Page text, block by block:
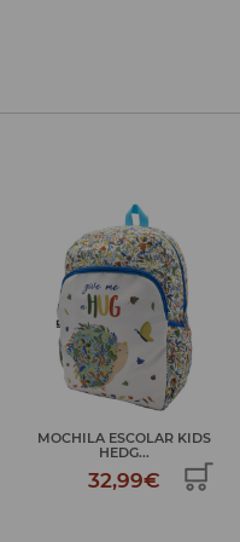
MOCHILA ESCOLAR KIDS
HEDG...
32,99€